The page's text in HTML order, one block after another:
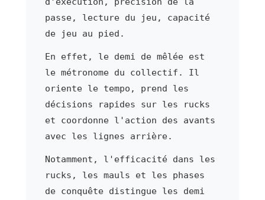
passe, lecture du jeu, capacité
de jeu au pied.
En effet, le demi de mêlée est
le métronome du collectif. Il
oriente le tempo, prend les
décisions rapides sur les rucks
et coordonne l'action des avants
avec les lignes arrière.
Notamment, l'efficacité dans les
rucks, les mauls et les phases
de conquête distingue les demi